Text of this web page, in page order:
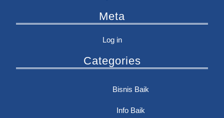
Meta
Log in
Categories
Bisnis Baik
Info Baik